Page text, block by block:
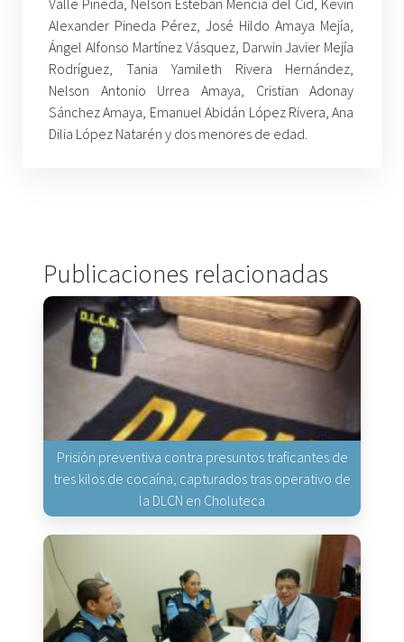
Valle Pineda, Nelson Esteban Mencía del Cid, Kevin
Alexander Pineda Pérez, José Hildo Amaya Mejía,
Ángel Alfonso Martínez Vásquez, Darwin Javier Mejía
Rodríguez, Tania Yamileth Rivera Hernández,
Nelson Antonio Urrea Amaya, Cristian Adonay
Sánchez Amaya, Emanuel Abidán López Rivera, Ana
Dilia López Natarén y dos menores de edad.
Publicaciones relacionadas
Prisión preventiva contra presuntos traficantes de
tres kilos de cocaína, capturados tras operativo de
la DLCN en Choluteca